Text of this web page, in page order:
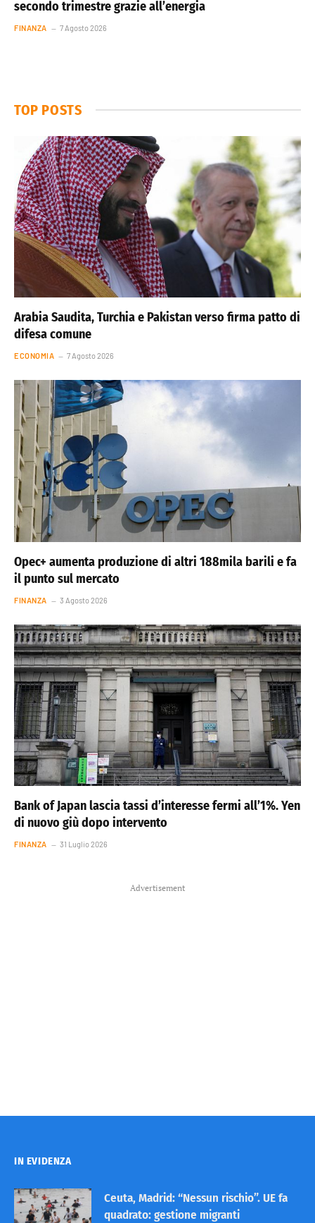
secondo trimestre grazie all’energia
FINANZA 7 Agosto 2026
TOP POSTS
Arabia Saudita, Turchia e Pakistan verso firma patto di
difesa comune
ECONOMIA 7 Agosto 2026
Opec+ aumenta produzione di altri 188mila barili e fa
il punto sul mercato
FINANZA 3 Agosto 2026
Bank of Japan lascia tassi d’interesse fermi all’1%. Yen
di nuovo giù dopo intervento
FINANZA 31 Luglio 2026
Advertisement
IN EVIDENZA
Ceuta, Madrid: “Nessun rischio”. UE fa
quadrato: gestione migranti